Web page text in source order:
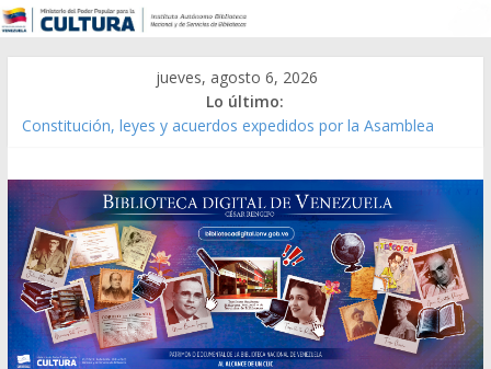
jueves, agosto 6, 2026
Lo último:
Constitución, leyes y acuerdos expedidos por la Asamblea
Modesta Bor Sánchez [material gráfico]
Gaceta Oficial de la República de Venezuela año CXXXIII Mes V,
Caracas 09 de marzo de 2006 N° 38.394
Catálogo temático de obras de Modesta Bor